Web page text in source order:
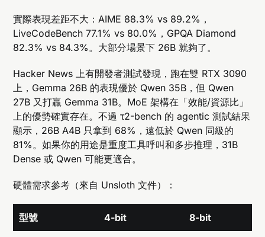
實際表現差距不大：AIME 88.3% vs 89.2%，
LiveCodeBench 77.1% vs 80.0%，GPQA Diamond
82.3% vs 84.3%。大部分場景下 26B 就夠了。
Hacker News 上有開發者測試發現，跑在雙 RTX 3090
上，Gemma 26B 的表現優於 Qwen 35B，但 Qwen
27B 又打贏 Gemma 31B。MoE 架構在「效能/資源比」
上的優勢確實存在。不過 τ2-bench 的 agentic 測試結果
顯示，26B A4B 只拿到 68%，遠低於 Qwen 同級的
81%。如果你的用途是重度工具呼叫和多步推理，31B
Dense 或 Qwen 可能更適合。
硬體需求參考（來自 Unsloth 文件）：
型號 4-bit 8-bit